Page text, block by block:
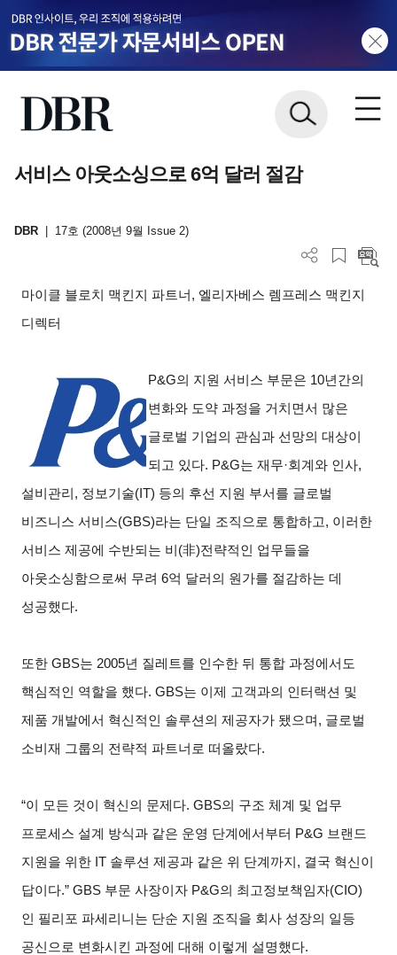
서비스 아웃소싱으로 6억 달러 절감
DBR 17호 (2008년 9월 Issue 2)
마이클 블로치 맥킨지 파트너, 엘리자베스 렘프레스 맥킨지
디렉터
P&G의 지원 서비스 부문은 10년간의
변화와 도약 과정을 거치면서 많은
글로벌 기업의 관심과 선망의 대상이
되고 있다. P&G는 재무·회계와 인사,
설비관리, 정보기술(IT) 등의 후선 지원 부서를 글로벌
비즈니스 서비스(GBS)라는 단일 조직으로 통합하고, 이러한
서비스 제공에 수반되는 비(非)전략적인 업무들을
아웃소싱함으로써 무려 6억 달러의 원가를 절감하는 데
성공했다.
또한 GBS는 2005년 질레트를 인수한 뒤 통합 과정에서도
핵심적인 역할을 했다. GBS는 이제 고객과의 인터랙션 및
제품 개발에서 혁신적인 솔루션의 제공자가 됐으며, 글로벌
소비재 그룹의 전략적 파트너로 떠올랐다.
“이 모든 것이 혁신의 문제다. GBS의 구조 체계 및 업무
프로세스 설계 방식과 같은 운영 단계에서부터 P&G 브랜드
지원을 위한 IT 솔루션 제공과 같은 위 단계까지, 결국 혁신이
답이다.” GBS 부문 사장이자 P&G의 최고정보책임자(CIO)
인 필리포 파세리니는 단순 지원 조직을 회사 성장의 일등
공신으로 변화시킨 과정에 대해 이렇게 설명했다.